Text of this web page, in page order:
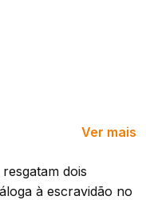
Ver mais
dois
à escravidão no